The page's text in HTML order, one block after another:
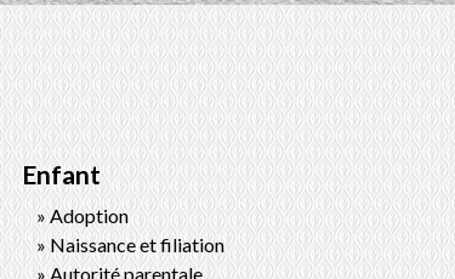
Enfant
Adoption
Naissance et filiation
Autorité parentale